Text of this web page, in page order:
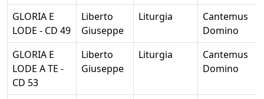
GLORIA E
LODE - CD 49
Liberto
Giuseppe
Liturgia
Cantemus
Domino
GLORIA E
LODE A TE -
CD 53
Liberto
Giuseppe
Liturgia
Cantemus
Domino